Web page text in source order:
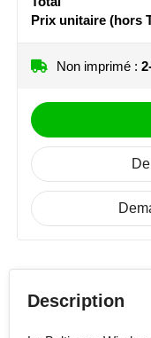
TACX
Vinga
Waterman
Prix unitaire (hors
Non imprimé :
Description